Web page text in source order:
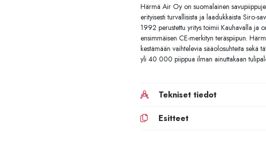
Härmä Air Oy on suomalainen
erityisesti turvallisista ja laadukkaista Siro-
1992 perustettu yritys toimii Kauhavalla ja
ensimmäisen CE-merkityn teräspiipun.
kestämään vaihtelevia sääolosuhteita sekä
yli 40 000 piippua ilman ainuttakaan
Tekniset tiedot
Esitteet